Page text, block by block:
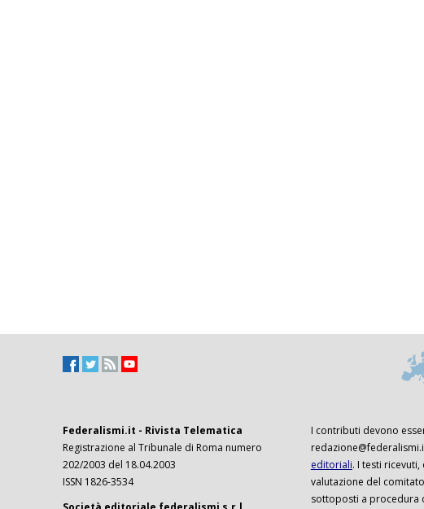
Federalismi.it - Rivista Telematica
Registrazione al Tribunale di Roma numero
202/2003 del 18.04.2003
ISSN 1826-3534
I contributi devono
editoriali. I testi
valutazione del
sottoposti a procedura